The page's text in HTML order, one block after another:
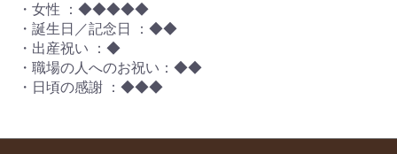
・女性 ：◆◆◆◆◆
・誕生日／記念日 ：◆◆
・出産祝い ：◆
・職場の人へのお祝い：◆◆
・日頃の感謝 ：◆◆◆